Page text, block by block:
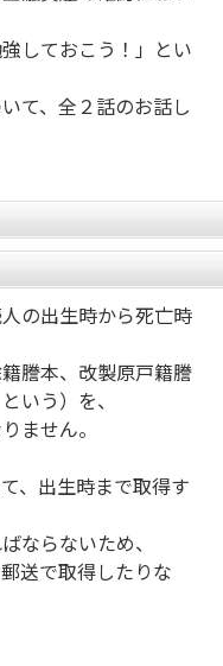
しておこう！」とい
て、全２話のお話し
の出生時から死亡時
謄本、改製原戸籍謄
いう）を、
ません。
、出生時まで取得す
ならないため、
送で取得したりな